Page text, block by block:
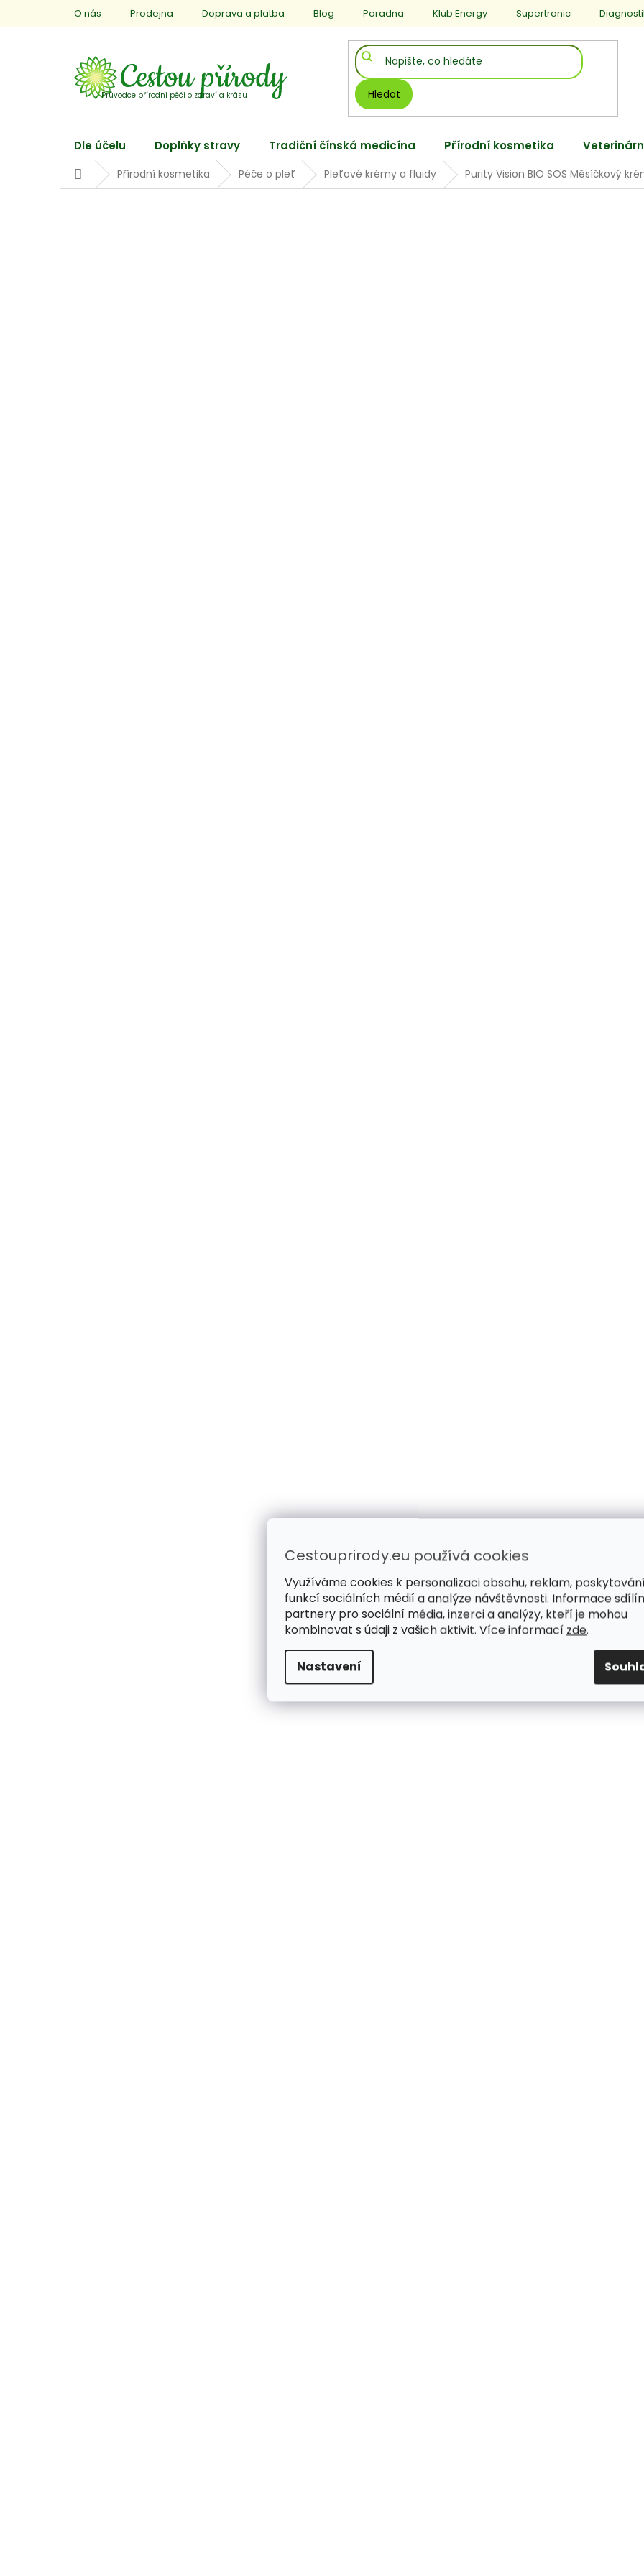
Cestouprirody.eu používá cookies
Využíváme cookies k personalizaci obsahu, reklam,
funkcí sociálních médií a analýze návštěvnosti. Informace
partnery pro sociální média, inzerci a analýzy, kteří je mohou
kombinovat s údaji z vašich aktivit. Více informací zde.
Nastavení
O nás Prodejna Doprava a platba Blog Poradna Klub Energy Supertronic
Hledat
Dle účelu Doplňky stravy Tradiční čínská medicína Přírodní kosmetika
DomůPřírodní kosmetika Péče o pleť Pleťové krémy a fluidy Purity Vision BIO SOS Měsíčkový